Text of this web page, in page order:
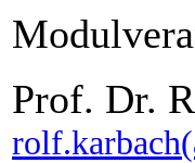
Prof. Dr.